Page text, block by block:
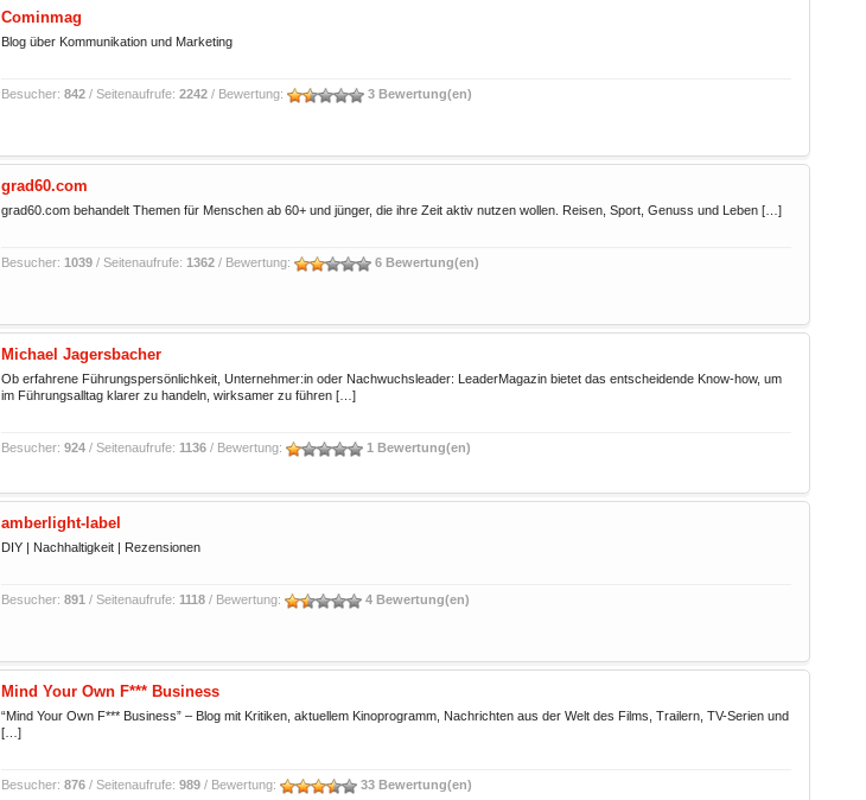
Cominmag
Blog über Kommunikation und Marketing
Besucher: 842/ Seitenaufrufe: 2242/ Bewertung: 3 Bewertung(en)
grad60.com
grad60.com behandelt Themen für Menschen ab 60+ und jünger, die ihre Zeit aktiv nutzen wollen. Reisen, Sport, Genuss und Leben […]
Besucher: 1039/ Seitenaufrufe: 1362/ Bewertung: 6 Bewertung(en)
Michael Jagersbacher
Ob erfahrene Führungspersönlichkeit, Unternehmer:in oder Nachwuchsleader: LeaderMagazin bietet das entscheidende Know-how, um
im Führungsalltag klarer zu handeln, wirksamer zu führen […]
Besucher: 924/ Seitenaufrufe: 1136/ Bewertung: 1 Bewertung(en)
amberlight-label
DIY | Nachhaltigkeit | Rezensionen
Besucher: 891 / Seitenaufrufe: 1118/ Bewertung: 4 Bewertung(en)
Mind Your Own F*** Business
“Mind Your Own F*** Business” – Blog mit Kritiken, aktuellem Kinoprogramm, Nachrichten aus der Welt des Films, Trailern, TV-Serien und
[…]
Besucher: 876/ Seitenaufrufe: 989/ Bewertung: 33 Bewertung(en)